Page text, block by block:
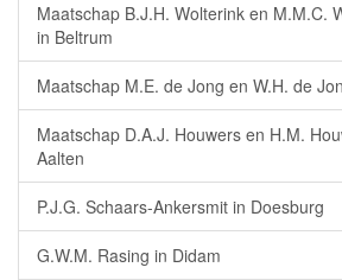
Maatschap B.J.H. Wolterink en M.M.C.
in Beltrum
Maatschap M.E. de Jong en W.H. de
Maatschap D.A.J. Houwers en H.M.
Aalten
P.J.G. Schaars-Ankersmit in Doesburg
G.W.M. Rasing in Didam